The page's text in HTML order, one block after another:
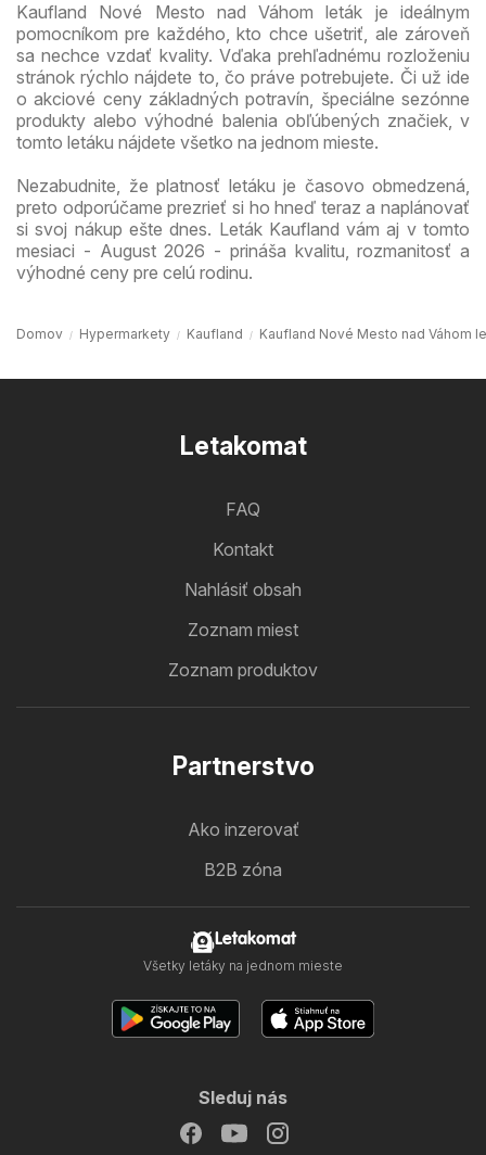
Kaufland Nové Mesto nad Váhom leták je ideálnym
pomocníkom pre každého, kto chce ušetriť, ale zároveň
sa nechce vzdať kvality. Vďaka prehľadnému rozloženiu
stránok rýchlo nájdete to, čo práve potrebujete. Či už ide
o akciové ceny základných potravín, špeciálne sezónne
produkty alebo výhodné balenia obľúbených značiek, v
tomto letáku nájdete všetko na jednom mieste.
Nezabudnite, že platnosť letáku je časovo obmedzená,
preto odporúčame prezrieť si ho hneď teraz a naplánovať
si svoj nákup ešte dnes. Leták Kaufland vám aj v tomto
mesiaci - August 2026 - prináša kvalitu, rozmanitosť a
výhodné ceny pre celú rodinu.
Domov Hypermarkety Kaufland Kaufland Nové Mesto nad Váhom
Letakomat
FAQ
Kontakt
Nahlásiť obsah
Zoznam miest
Zoznam produktov
Partnerstvo
Ako inzerovať
B2B zóna
Letakomat
Všetky letáky na jednom mieste
Sleduj nás